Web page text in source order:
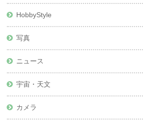
HobbyStyle
写真
ニュース
宇宙・天文
カメラ